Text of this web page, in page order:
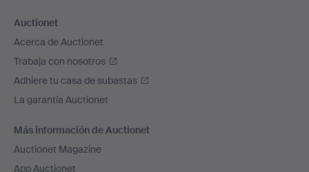
Auctionet
Acerca de Auctionet
Trabaja con nosotros
Adhiere tu casa de subastas
La garantía Auctionet
Más información de Auctionet
Auctionet Magazine
App Auctionet